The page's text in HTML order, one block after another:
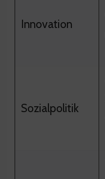
Innovation
Sozialpolitik